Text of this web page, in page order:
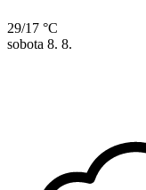
29/17 °C
sobota 8. 8.